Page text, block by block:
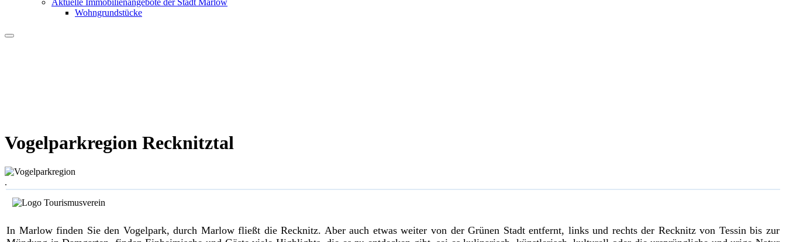
Aktuelle Immobilienangebote der Stadt Marlow
Wohngrundstücke
Vogelparkregion Recknitztal
.
In Marlow finden Sie den Vogelpark, durch Marlow fließt die Recknitz. Aber auch etwas weiter von der Grünen Stadt entfernt, links und rechts der Recknitz von Tessin bis zur